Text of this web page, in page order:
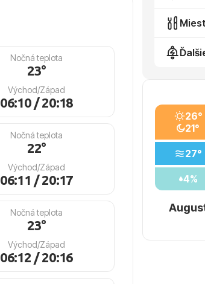
Nočná teplota
23°
Východ/Západ
06:10 / 20:18
Nočná teplota
22°
Východ/Západ
06:11 / 20:17
Nočná teplota
23°
Východ/Západ
06:12 / 20:16
26°
21°
27°
4%